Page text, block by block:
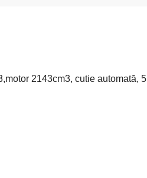
2143cm3, cutie automată, 5